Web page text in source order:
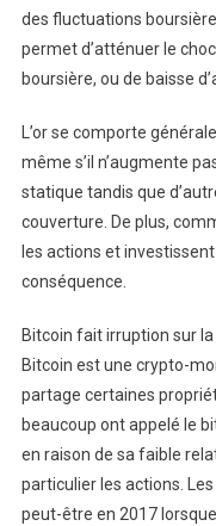
des fluctuations
permet d’atténuer le
boursière, ou de baisse
L’or se comporte
même s’il n’augmente
statique tandis que
couverture. De plus,
les actions et investissent
conséquence.
Bitcoin fait irruption sur la
Bitcoin est une crypto-
partage certaines
beaucoup ont appelé le
en raison de sa faible
particulier les actions.
peut-être en 2017